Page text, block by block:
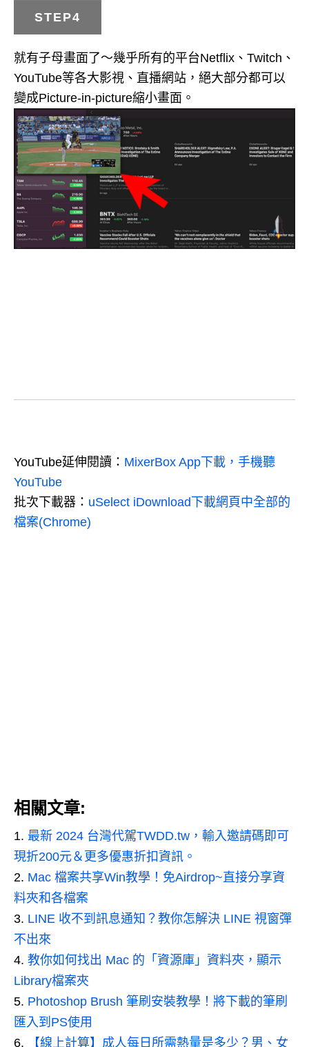
STEP4
就有子母畫面了～幾乎所有的平台Netflix、Twitch、
YouTube等各大影視、直播網站，絕大部分都可以
變成Picture-in-picture縮小畫面。
YouTube延伸閱讀： MixerBox App下載，手機聽
YouTube
批次下載器： uSelect iDownload下載網頁中全部的
檔案(Chrome)
相關文章:
最新 2024 台灣代駕TWDD.tw，輸入邀請碼即可
現折200元＆更多優惠折扣資訊。
Mac 檔案共享Win教學！免Airdrop~直接分享資
料夾和各檔案
LINE 收不到訊息通知？教你怎解決 LINE 視窗彈
不出來
教你如何找出 Mac 的「資源庫」資料夾，顯示
Library檔案夾
Photoshop Brush 筆刷安裝教學！將下載的筆刷
匯入到PS使用
【線上計算】成人每日所需熱量是多少？男、女